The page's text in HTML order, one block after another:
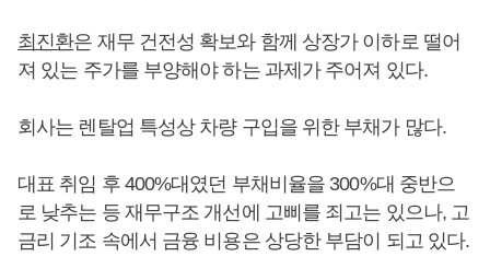
최진환은 재무 건전성 확보와 함께 상장가 이하로 떨어
져 있는 주가를 부양해야 하는 과제가 주어져 있다.
회사는 렌탈업 특성상 차량 구입을 위한 부채가 많다.
대표 취임 후 400%대였던 부채비율을 300%대 중반으
로 낮추는 등 재무구조 개선에 고삐를 죄고는 있으나, 고
금리 기조 속에서 금융 비용은 상당한 부담이 되고 있다.